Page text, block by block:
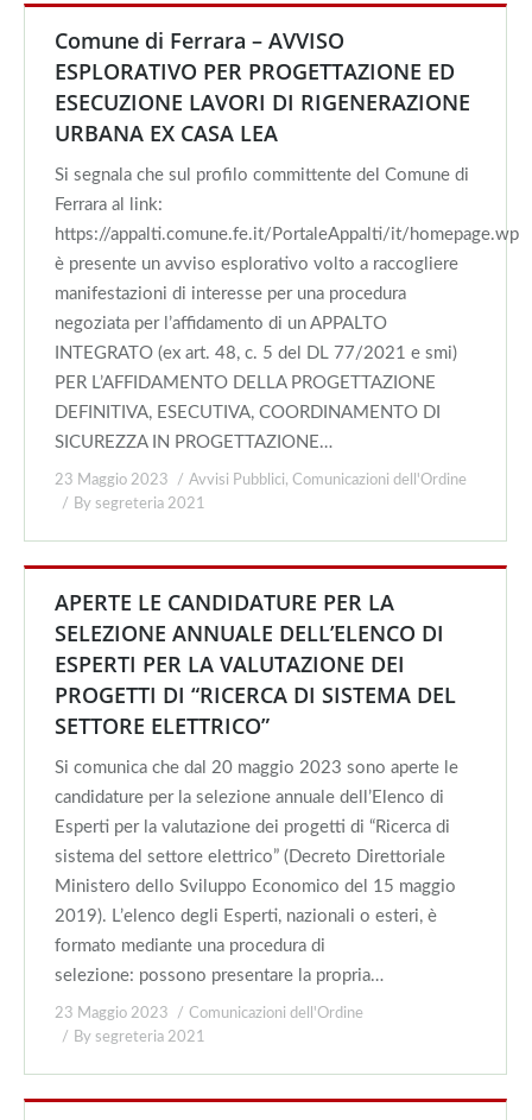
Comune di Ferrara – AVVISO
ESPLORATIVO PER PROGETTAZIONE ED
ESECUZIONE LAVORI DI RIGENERAZIONE
URBANA EX CASA LEA
Si segnala che sul profilo committente del Comune di
Ferrara al link:
https://appalti.comune.fe.it/PortaleAppalti/it/homepage.wp
è presente un avviso esplorativo volto a raccogliere
manifestazioni di interesse per una procedura
negoziata per l’affidamento di un APPALTO
INTEGRATO (ex art. 48, c. 5 del DL 77/2021 e smi)
PER L’AFFIDAMENTO DELLA PROGETTAZIONE
DEFINITIVA, ESECUTIVA, COORDINAMENTO DI
SICUREZZA IN PROGETTAZIONE…
23 Maggio 2023 Avvisi Pubblici, Comunicazioni dell'Ordine
By segreteria 2021
APERTE LE CANDIDATURE PER LA
SELEZIONE ANNUALE DELL’ELENCO DI
ESPERTI PER LA VALUTAZIONE DEI
PROGETTI DI “RICERCA DI SISTEMA DEL
SETTORE ELETTRICO”
Si comunica che dal 20 maggio 2023 sono aperte le
candidature per la selezione annuale dell’Elenco di
Esperti per la valutazione dei progetti di “Ricerca di
sistema del settore elettrico” (Decreto Direttoriale
Ministero dello Sviluppo Economico del 15 maggio
2019). L’elenco degli Esperti, nazionali o esteri, è
formato mediante una procedura di
selezione: possono presentare la propria…
23 Maggio 2023
Comunicazioni dell'Ordine
By segreteria 2021